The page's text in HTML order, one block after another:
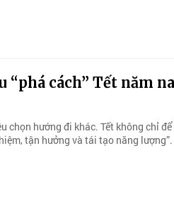
cách” Tết năm
chọn hướng đi khác. Tết không chỉ để
tận hưởng và tái tạo năng lượng”.